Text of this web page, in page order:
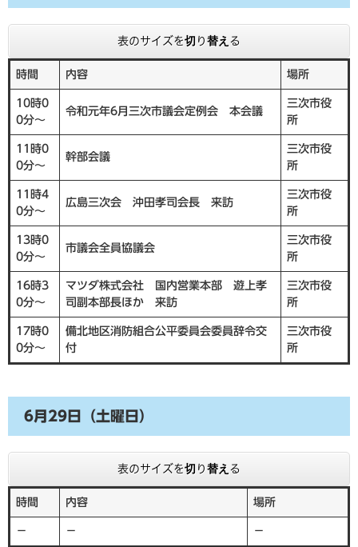
表のサイズを切り替える
時間 内容 場所
10時0
0分～
令和元年6月三次市議会定例会 本会議
三次市役
所
11時0
0分～
幹部会議
三次市役
所
11時4
0分～
広島三次会 沖田孝司会長 来訪
三次市役
所
13時0
0分～
市議会全員協議会
三次市役
所
16時3
0分～
マツダ株式会社 国内営業本部 遊上孝
司副本部長ほか 来訪
三次市役
所
17時0
0分～
備北地区消防組合公平委員会委員辞令交
付
三次市役
所
6月29日（土曜日）
表のサイズを切り替える
時間 内容 場所
－ － －